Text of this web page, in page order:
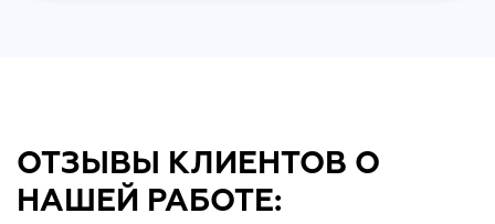
ОТЗЫВЫ КЛИЕНТОВ О
НАШЕЙ РАБОТЕ: